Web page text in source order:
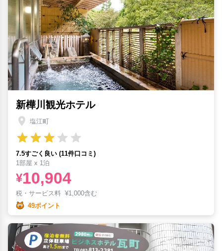
新樺川観光ホテル
塩江町
7.5すごく良い (11件口コミ)
1部屋 x 1泊
¥10,904
税・サービス料 ¥1,000含む
49ポイント